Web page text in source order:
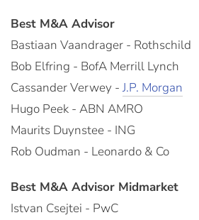
Best M&A Advisor
Bastiaan Vaandrager - Rothschild
Bob Elfring - BofA Merrill Lynch
Cassander Verwey - J.P. Morgan
Hugo Peek - ABN AMRO
Maurits Duynstee - ING
Rob Oudman - Leonardo & Co
Best M&A Advisor Midmarket
Istvan Csejtei - PwC